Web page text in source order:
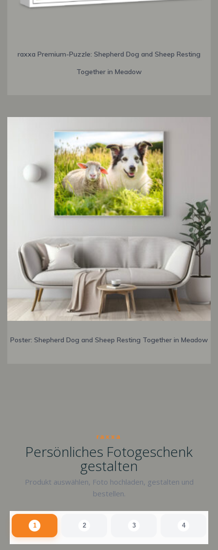
raxxa Premium-Puzzle: Shepherd Dog and Sheep Resting
Together in Meadow
Poster: Shepherd Dog and Sheep Resting Together in Meadow
raxxa
Persönliches Fotogeschenk
gestalten
Produkt auswählen, Foto hochladen, gestalten und
bestellen.
1 2 3 4